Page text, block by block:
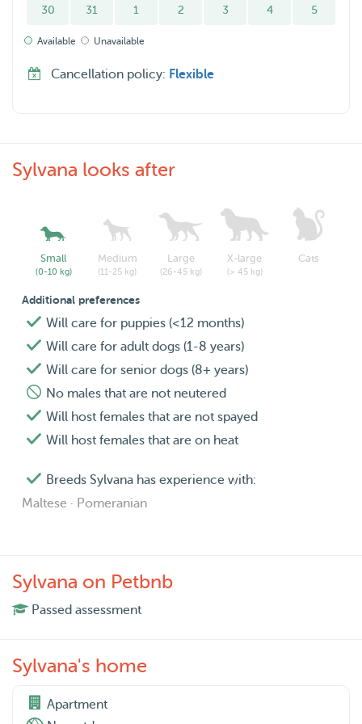
30 31 1 2 3 4 5
Available Unavailable
Cancellation policy: Flexible
Sylvana looks after
Small
(0-10 kg)
Medium
(11-25 kg)
Large
(26-45 kg)
X-large
(> 45 kg)
Cats
Additional preferences
Will care for puppies (<12 months)
Will care for adult dogs (1-8 years)
Will care for senior dogs (8+ years)
No males that are not neutered
Will host females that are not spayed
Will host females that are on heat
Breeds Sylvana has experience with:
Maltese · Pomeranian
Sylvana on Petbnb
Passed assessment
Sylvana's home
Apartment